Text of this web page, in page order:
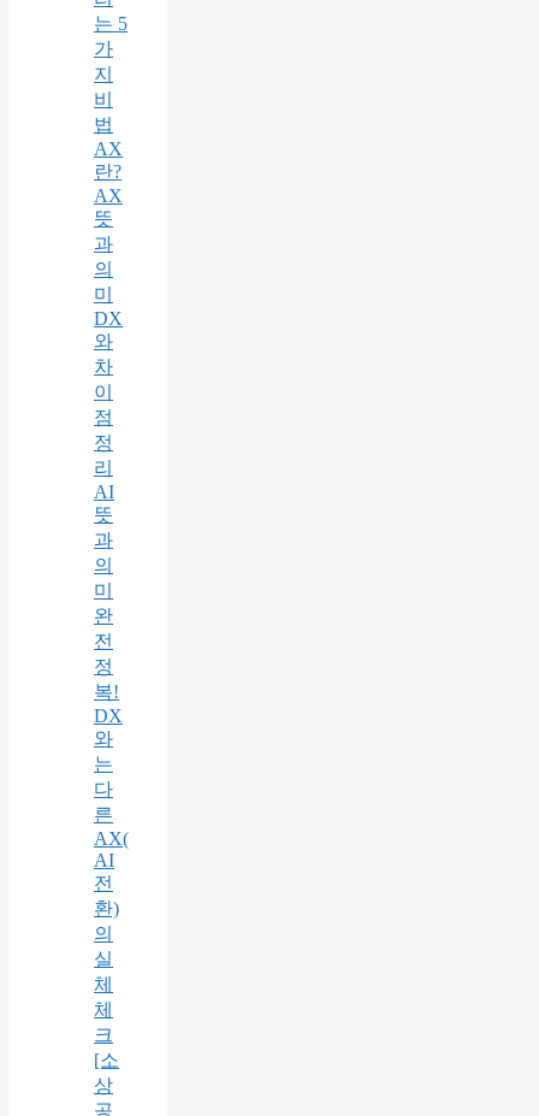
는 5
가
지
비
법
AX
란?
AX
뜻
과
의
미
DX
와
차
이
점
정
리
AI
뜻
과
의
미
완
전
정
복!
DX
와
는
다
른
AX(
AI
전
환)
의
실
체
체
크
[소
상
공